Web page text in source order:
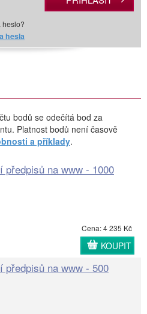
heslo?
hesla
bodů se odečítá bod za
Platnost bodů není časově
a příklady.
na www - 1000
Cena: 4 235 Kč
KOUPIT
předpisů na www - 500